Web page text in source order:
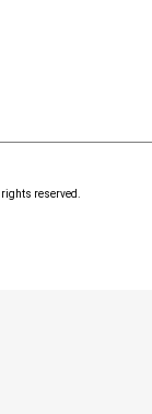
reserved.